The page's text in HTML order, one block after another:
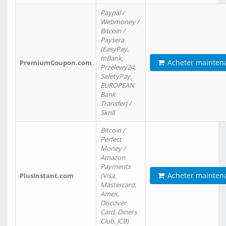
PremiumCoupon.com
Paypal /
Webmoney /
Bitcoin /
Paysera
(EasyPay,
mBank,
Przelewy24,
SafetyPay,
EUROPEAN
Bank
Transfer) /
Skrill
Acheter
PlusInstant.com
Bitcoin /
Perfect
Money /
Amazon
Payments
(Visa,
Mastercard,
Amex,
Discover
Card, Diners
Club, JCB)
Acheter